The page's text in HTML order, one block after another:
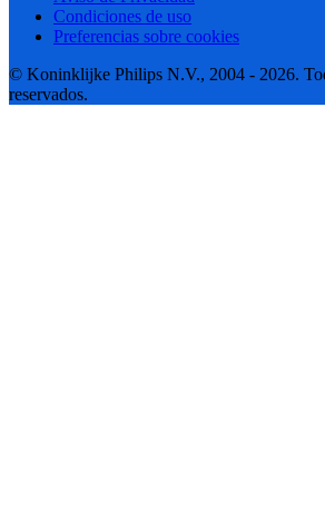
Condiciones de uso
Preferencias sobre cookies
© Koninklijke Philips N.V., 2004 - 2026.
reservados.